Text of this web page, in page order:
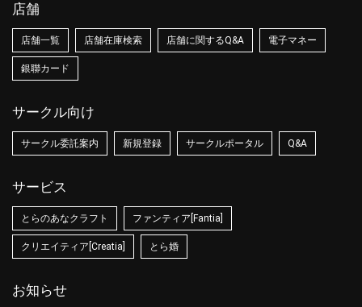
店舗
店舗一覧 店舗在庫検索 店舗に関するQ&A 電子マネー
銀聯カード
サークル向け
サークル委託案内 新規登録 サークルポータル Q&A
サービス
とらのあなクラフト ファンティア[Fantia]
クリエイティア[Creatia] とら婚
お知らせ